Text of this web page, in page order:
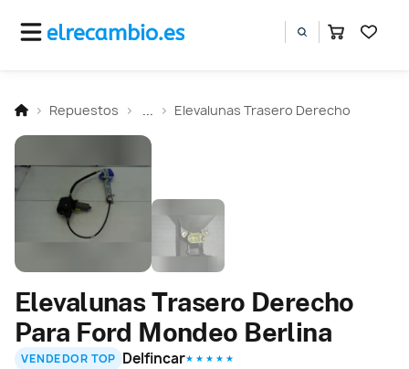
Repuestos Elevalunas Trasero Derecho
Elevalunas Trasero Derecho
Para Ford Mondeo Berlina
VENDEDOR TOP Delfincar★ ★ ★ ★ ★